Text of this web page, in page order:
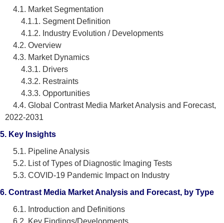
4.1. Market Segmentation
4.1.1. Segment Definition
4.1.2. Industry Evolution / Developments
4.2. Overview
4.3. Market Dynamics
4.3.1. Drivers
4.3.2. Restraints
4.3.3. Opportunities
4.4. Global Contrast Media Market Analysis and Forecast,
2022-2031
5. Key Insights
5.1. Pipeline Analysis
5.2. List of Types of Diagnostic Imaging Tests
5.3. COVID-19 Pandemic Impact on Industry
6. Contrast Media Market Analysis and Forecast, by Type
6.1. Introduction and Definitions
6.2. Key Findings/Developments